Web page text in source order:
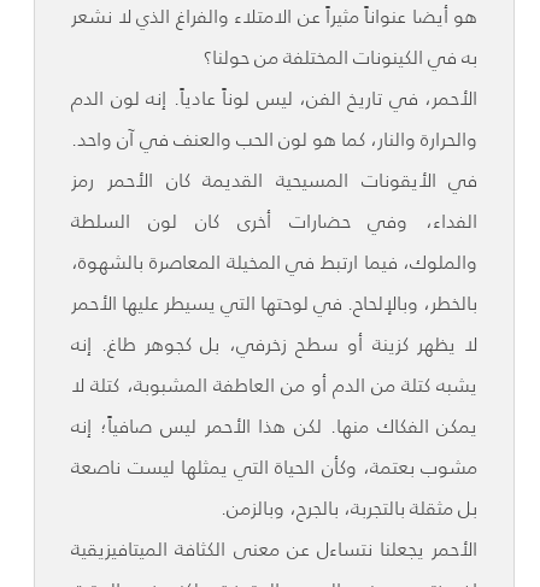
هو أيضا عنواناً مثيراً عن الامتلاء والفراغ الذي لا نشعر
به في الكينونات المختلفة من حولنا؟
الأحمر، في تاريخ الفن، ليس لوناً عادياً. إنه لون الدم
والحرارة والنار، كما هو لون الحب والعنف في آن واحد.
في الأيقونات المسيحية القديمة كان الأحمر رمز
الفداء، وفي حضارات أخرى كان لون السلطة
والملوك، فيما ارتبط في المخيلة المعاصرة بالشهوة،
بالخطر، وبالإلحاح. في لوحتها التي يسيطر عليها الأحمر
لا يظهر كزينة أو سطح زخرفي، بل كجوهر طاغ. إنه
يشبه كتلة من الدم أو من العاطفة المشبوبة، كتلة لا
يمكن الفكاك منها. لكن هذا الأحمر ليس صافياً؛ إنه
مشوب بعتمة، وكأن الحياة التي يمثلها ليست ناصعة
بل مثقلة بالتجربة، بالجرح، وبالزمن.
الأحمر يجعلنا نتساءل عن معنى الكثافة الميتافيزيقية